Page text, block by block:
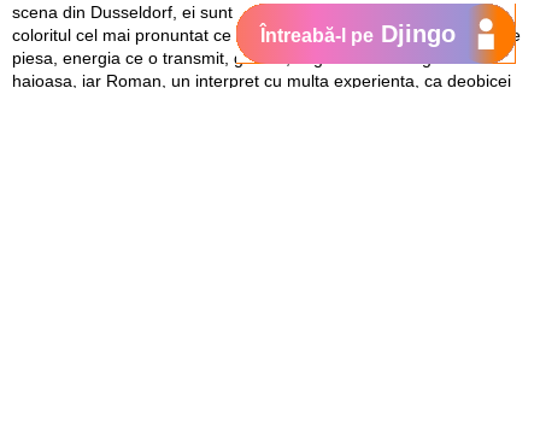
scena din Dusseldorf, ei sunt cei mai adevarati si expresivi, ei au
coloritul cel mai pronuntat ce poate sa reprezinte tara lor. Imi place
piesa, energia ce o transmit, grafica, in general scenografia este
haioasa, iar Roman, un interpret cu multa experienta, ca deobicei
Întreabă-l pe Djingo